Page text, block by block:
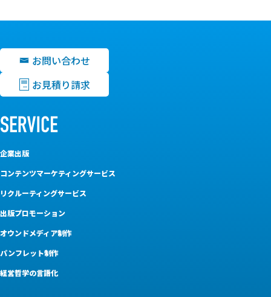
お問い合わせ
お見積り請求
企業出版
コンテンツマーケティングサービス
リクルーティングサービス
出版プロモーション
オウンドメディア制作
パンフレット制作
経営哲学の言語化